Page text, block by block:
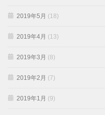
2019年5月 (18)
2019年4月 (13)
2019年3月 (8)
2019年2月 (7)
2019年1月 (9)